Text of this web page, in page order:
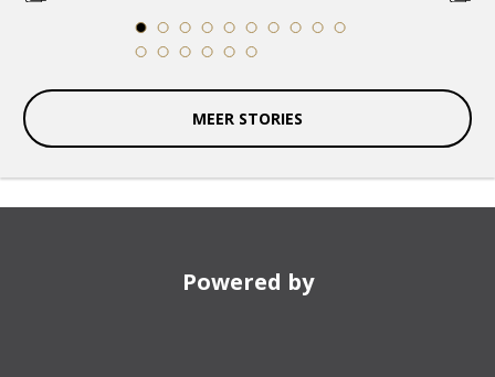
1
2 3 4 5 6 7 8 9
10
11 12 13 14 15 16
MEER STORIES
Powered by